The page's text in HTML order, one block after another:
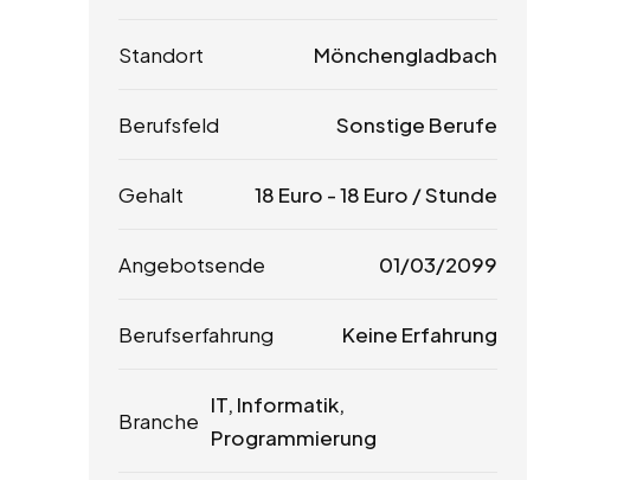
Standort Mönchengladbach
Berufsfeld Sonstige Berufe
Gehalt 18 Euro -18 Euro / Stunde
Angebotsende 01/03/2099
Berufserfahrung Keine Erfahrung
Branche
IT, Informatik,
Programmierung